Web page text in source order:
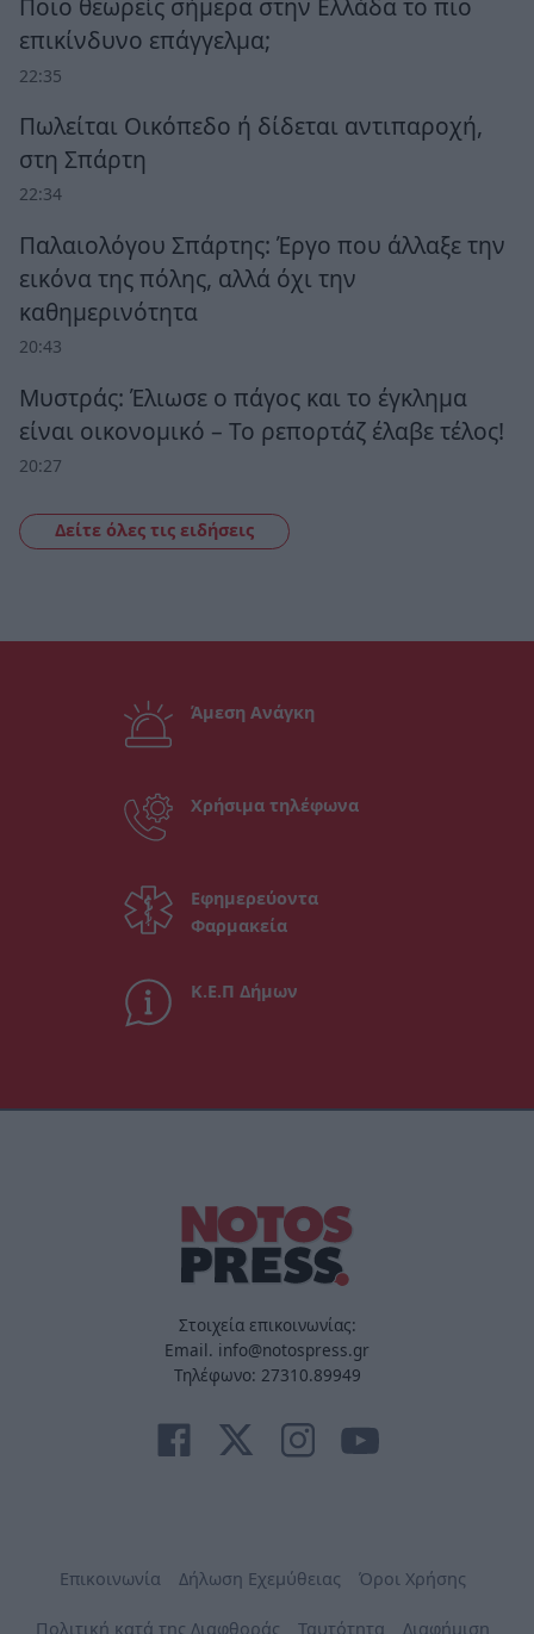
Ποιο θεωρείς σήμερα στην Ελλάδα το πιο
επικίνδυνο επάγγελμα;
22:35
Πωλείται Οικόπεδο ή δίδεται αντιπαροχή,
στη Σπάρτη
22:34
Παλαιολόγου Σπάρτης: Έργο που άλλαξε την
εικόνα της πόλης, αλλά όχι την
καθημερινότητα
20:43
Μυστράς: Έλιωσε ο πάγος και το έγκλημα
είναι οικονομικό – Το ρεπορτάζ έλαβε τέλος!
20:27
Δείτε όλες τις ειδήσεις
Άμεση Ανάγκη
Χρήσιμα τηλέφωνα
Εφημερεύοντα
Φαρμακεία
Κ.Ε.Π Δήμων
Στοιχεία επικοινωνίας:
Email. info@notospress.gr
Τηλέφωνο: 27310.89949
Επικοινωνία Δήλωση Εχεμύθειας Όροι Χρήσης
Πολιτική κατά της Διαφθοράς Ταυτότητα Διαφήμιση